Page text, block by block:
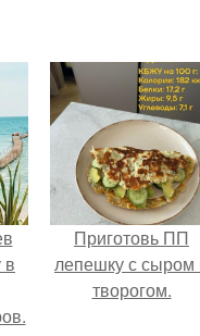
в
Приготовь ПП
лепешку с сыром
творогом.